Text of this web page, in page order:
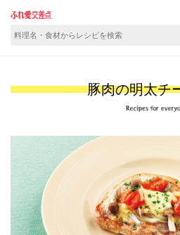
豚肉の明太チ